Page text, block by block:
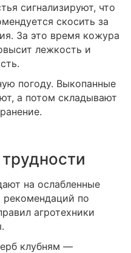
сигнализируют, что
скосить за
За это время кожура
лежкость и
погоду. Выкопанные
а потом складывают
на ослабленные
по
агротехники
клубням —